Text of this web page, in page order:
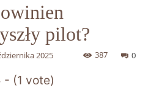
pilot?
2025 0
387
- (1 vote)